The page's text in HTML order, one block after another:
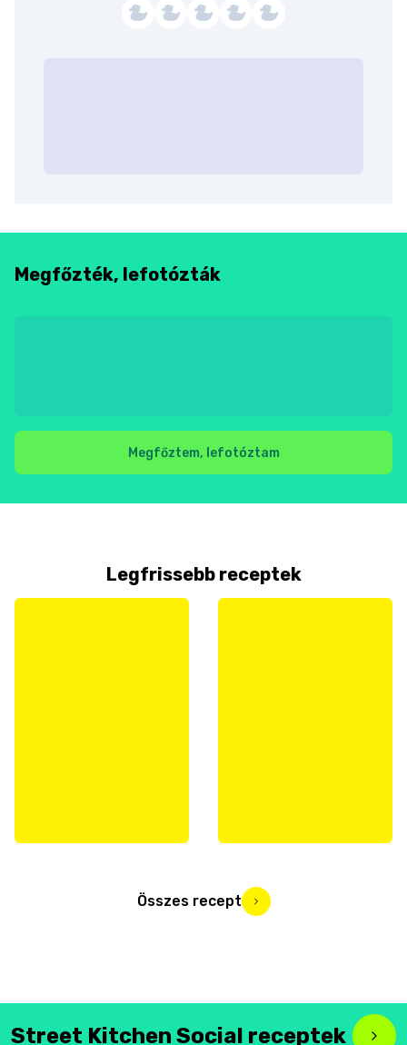
Megfőzték, lefotózták
Megfőztem, lefotóztam
Legfrissebb receptek
Összes recept
Street Kitchen Social receptek